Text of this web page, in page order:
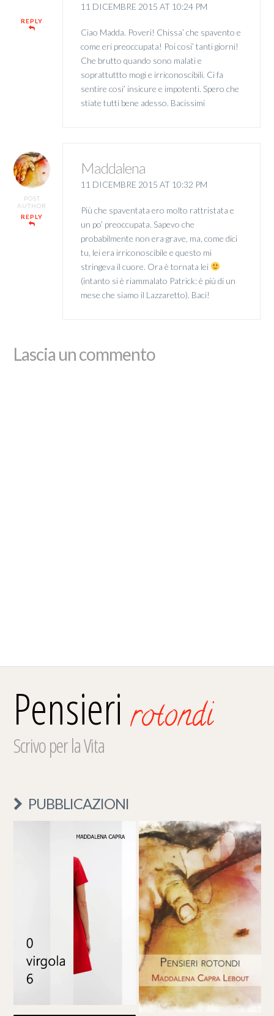
REPLY
11 DICEMBRE 2015 AT 10:24 PM
Ciao Madda. Poveri! Chissa’ che spavento e
come eri preoccupata! Poi cosi’ tanti giorni!
Che brutto quando sono malati e
soprattuttto mogi e irriconoscibili. Ci fa
sentire cosi’ insicure e impotenti. Spero che
stiate tutti bene adesso. Bacissimi
POST
AUTHOR
REPLY
Maddalena
11 DICEMBRE 2015 AT 10:32 PM
Più che spaventata ero molto rattristata e
un po’ preoccupata. Sapevo che
probabilmente non era grave, ma, come dici
tu, lei era irriconoscibile e questo mi
stringeva il cuore. Ora è tornata lei
(intanto si è riammalato Patrick: è più di un
mese che siamo il Lazzaretto). Baci!
Lascia un commento
Pensierirotondi
Scrivo per la Vita
PUBBLICAZIONI